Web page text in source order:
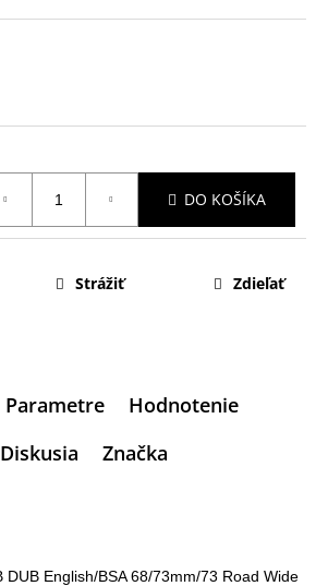
DO KOŠÍKA
Strážiť Zdieľať
Parametre
Hodnotenie
Diskusia
Značka